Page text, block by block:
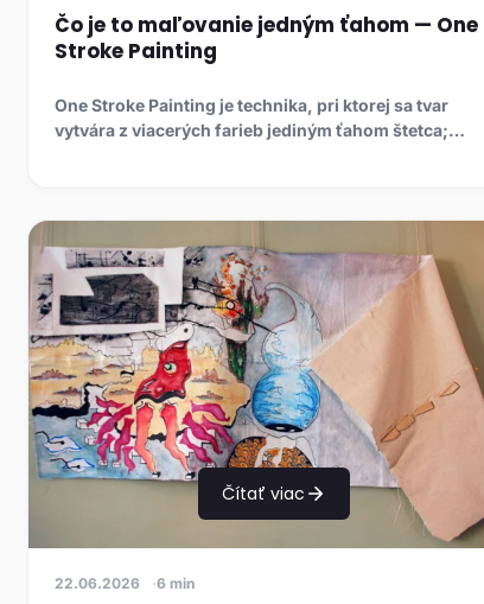
Čo je to maľovanie jedným ťahom — One
Stroke Painting
One Stroke Painting je technika, pri ktorej sa tvar
vytvára z viacerých farieb jediným ťahom štetca;
Čítať viac
22.06.2026 6 min